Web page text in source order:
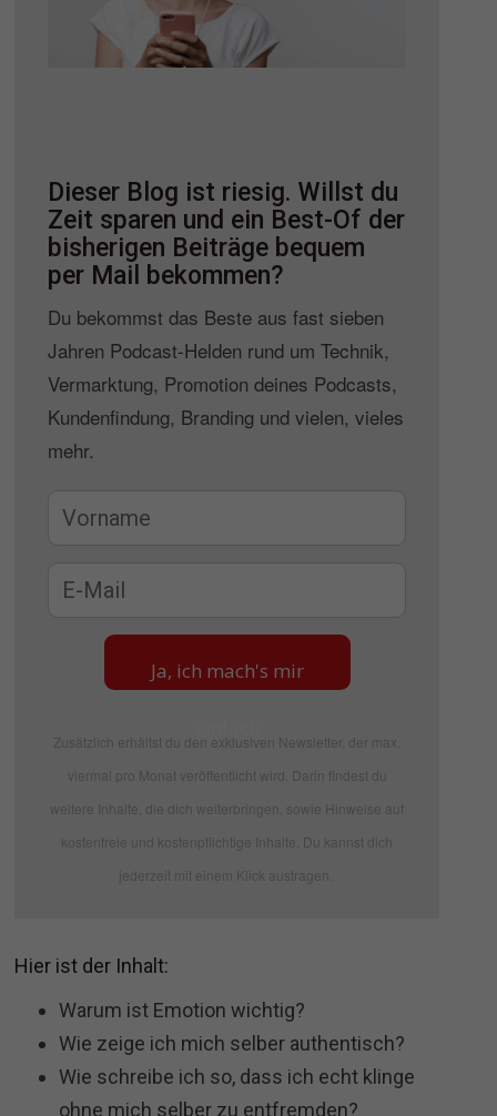
Dieser Blog ist riesig. Willst du
Zeit sparen und ein Best-Of der
bisherigen Beiträge bequem
per Mail bekommen?
Du bekommst das Beste aus fast sieben
Jahren Podcast-Helden rund um Technik,
Vermarktung, Promotion deines Podcasts,
Kundenfindung, Branding und vielen, vieles
mehr.
Ja, ich mach's mir
Zusätzlich erhältst du den exklusiven Newsletter, der max.
viermal pro Monat veröffentlicht wird. Darin findest du
weitere Inhalte, die dich weiterbringen, sowie Hinweise auf
kostenfreie und kostenpflichtige Inhalte. Du kannst dich
jederzeit mit einem Klick austragen.
Hier ist der Inhalt:
Warum ist Emotion wichtig?
Wie zeige ich mich selber authentisch?
Wie schreibe ich so, dass ich echt klinge
ohne mich selber zu entfremden?